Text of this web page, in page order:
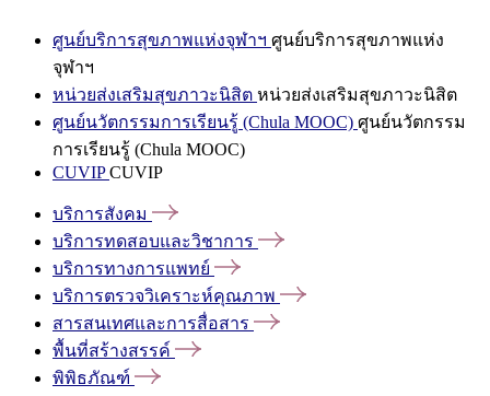
ศูนย์บริการสุขภาพแห่งจุฬาฯ ศูนย์บริการสุขภาพแห่ง
จุฬาฯ
หน่วยส่งเสริมสุขภาวะนิสิต หน่วยส่งเสริมสุขภาวะนิสิต
ศูนย์นวัตกรรมการเรียนรู้ (Chula MOOC) ศูนย์นวัตกรรม
การเรียนรู้ (Chula MOOC)
CUVIPCUVIP
บริการสังคม
บริการทดสอบและวิชาการ
บริการทางการแพทย์
บริการตรวจวิเคราะห์คุณภาพ
สารสนเทศและการสื่อสาร
พื้นที่สร้างสรรค์
พิพิธภัณฑ์